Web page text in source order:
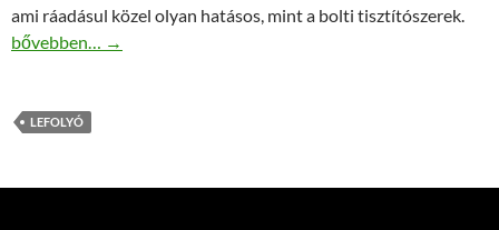
ami ráadásul közel olyan hatásos, mint a bolti tisztítószerek.
Lefolyótisztítás vegyszereket mellőzve
bővebben… →
LEFOLYÓ